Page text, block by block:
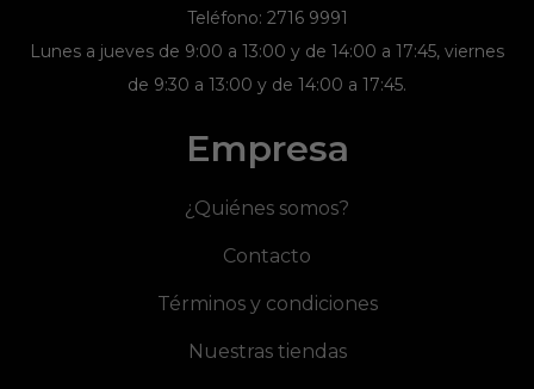
Teléfono: 2716 9991
Lunes a jueves de 9:00 a 13:00 y de 14:00 a 17:45, viernes
de 9:30 a 13:00 y de 14:00 a 17:45.
Empresa
¿Quiénes somos?
Contacto
Términos y condiciones
Nuestras tiendas